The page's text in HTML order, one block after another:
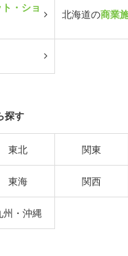
・ショ
北海道の商業
探す
東北 関東
東海 関西
州・沖縄